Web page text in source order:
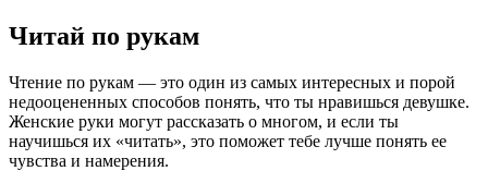
Читай по рукам
Чтение по рукам — это один из самых интересных и порой
недооцененных способов понять, что ты нравишься девушке.
Женские руки могут рассказать о многом, и если ты
научишься их «читать», это поможет тебе лучше понять ее
чувства и намерения.